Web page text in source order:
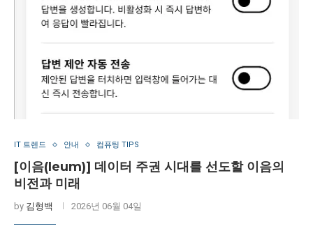
IT 트렌드 안내 컴퓨팅 TIPS
[이음(Ieum)] 데이터 주권 시대를 선도할 이음의
비전과 미래
by 김형백 2026년 06월 04일